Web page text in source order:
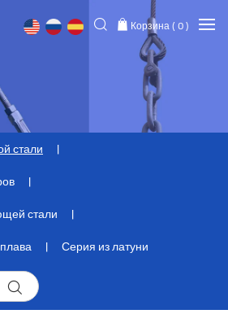
Корзина ( 0)
стали
стали
Серия из латуни